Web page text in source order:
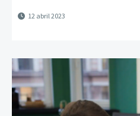
12 abril 2023